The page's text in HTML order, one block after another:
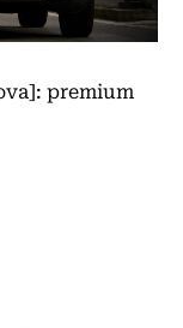
premium